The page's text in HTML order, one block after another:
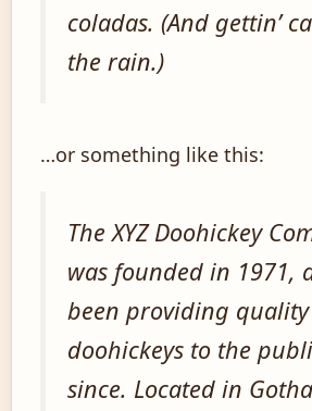
coladas. (And gettin’
the rain.)
…or something like this:
The XYZ Doohickey
was founded in 1971,
been providing quality
doohickeys to the
since. Located in